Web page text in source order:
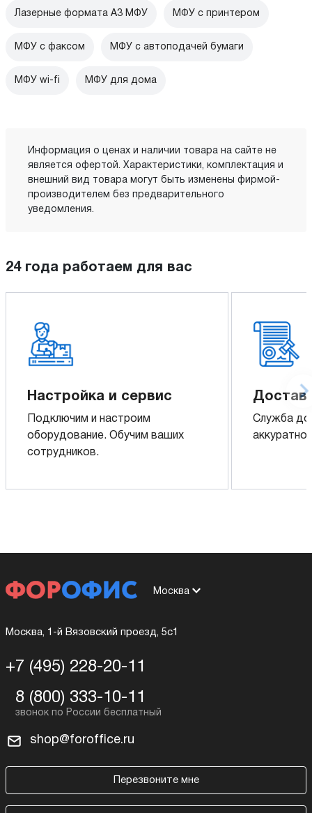
Лазерные формата А3 МФУ МФУ с принтером
МФУ с факсом МФУ с автоподачей бумаги
МФУ wi-fi МФУ для дома
Информация о ценах и наличии товара на сайте не
является офертой. Характеристики, комплектация и
внешний вид товара могут быть изменены фирмой-
производителем без предварительного
уведомления.
24 года работаем для вас
Настройка и сервис
Подключим и настроим
оборудование. Обучим ваших
сотрудников.
Служба
аккуратно
Москва
Москва, 1-й Вязовский проезд, 5с1
+7 (495) 228-20-11
8 (800) 333-10-11
shop@foroffice.ru
Перезвоните мне